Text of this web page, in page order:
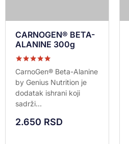
CARNOGEN® BETA-
ALANINE 300g
Ocenjeno sa
5.00
od 5
CarnoGen® Beta-Alanine
by Genius Nutrition je
dodatak ishrani koji
sadrži...
2.650 RSD